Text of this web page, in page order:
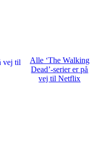
Alle ‘The Walking
Dead’-serier er på
vej til Netflix